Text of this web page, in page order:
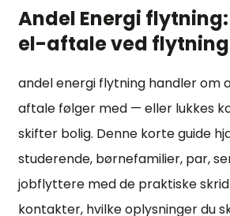
Andel Energi
el-aftale ved flytning
andel energi flytning handler om
aftale følger med — eller lukkes
skifter bolig. Denne korte guide
studerende, børnefamilier, par,
jobflyttere med de praktiske
kontakter, hvilke oplysninger du